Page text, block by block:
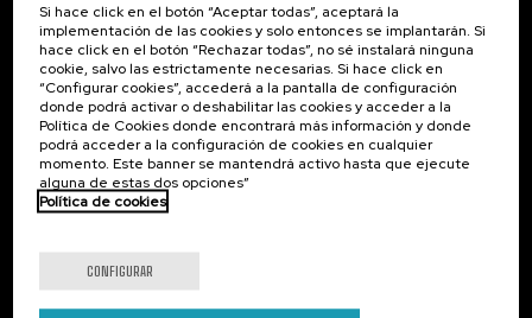
Contacto
Palacio Miramar
Paseo de Miraconcha, 48
20007 Donostia / San Sebastián
Gipuzkoa, Spain
Contacta con nosotros
De interés...
Actividades anteriores
Si hace click en el botón “Aceptar todas”, aceptará la
implementación de las cookies y solo entonces se implantarán. Si
hace click en el botón “Rechazar todas”, no sé instalará ninguna
cookie, salvo las estrictamente necesarias. Si hace click en
“Configurar cookies”, accederá a la pantalla de configuración
donde podrá activar o deshabilitar las cookies y acceder a la
Política de Cookies donde encontrará más información y donde
podrá acceder a la configuración de cookies en cualquier
momento. Este banner se mantendrá activo hasta que ejecute
alguna de estas dos opciones”
Política de cookies
CONFIGURAR